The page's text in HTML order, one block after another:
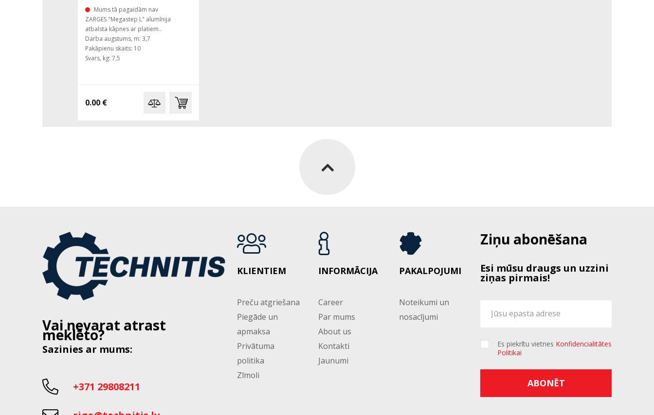
Mums tā pagaidām nav
ZARGES "Megastep L" alumīnija
atbalsta kāpnes ar platiem..
Darba augstums, m: 3,7
Pakāpienu skaits: 10
Svars, kg: 7,5
0.00 €
Vai nevarat atrast
meklēto?
Sazinies ar mums:
+371 29808211
KLIENTIEM
Preču atgriešana
Piegāde un
apmaksa
Privātuma
politika
Zīmoli
INFORMĀCIJA
Career
Par mums
About us
Kontakti
Jaunumi
PAKALPOJUMI
Noteikumi un
nosacījumi
Ziņu abonēšana
Esi mūsu draugs un uzzini
ziņas pirmais!
Es piekrītu vietnes Konfidencialitātes
Politikai
ABONĒT